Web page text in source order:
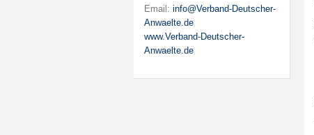
Email: info@Verband-Deutscher-
Anwaelte.de
www.Verband-Deutscher-
Anwaelte.de